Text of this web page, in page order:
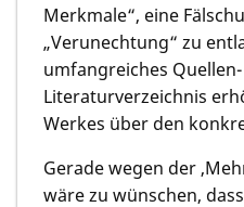
Merkmale“, eine
„Verunechtung“ zu
umfangreiches
Literaturverzeichnis
Werkes über den
Gerade wegen der
wäre zu wünschen,